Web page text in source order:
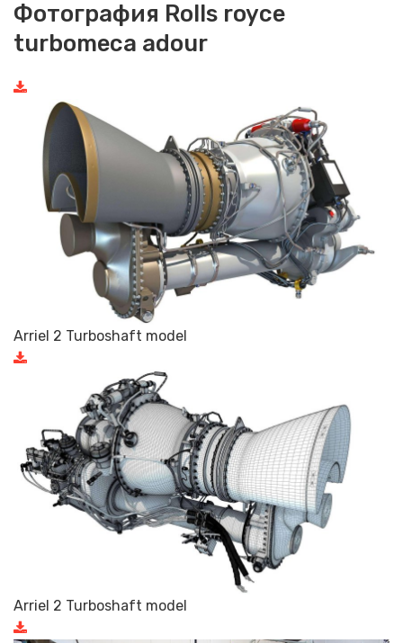
Фотография Rolls royce
turbomeca adour
Arriel 2 Turboshaft model
Arriel 2 Turboshaft model